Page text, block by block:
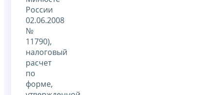
России
02.06.2008
№
11790),
налоговый
расчет
по
форме,